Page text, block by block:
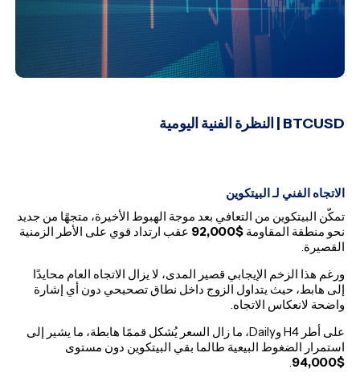
BTCUSD | النظرة الفنية اليومية
الاتجاه الفني لـ البيتكوين
تمكّن البيتكوين من التعافي بعد موجة الهبوط الأخيرة، متجهًا من جديد
نحو منطقة المقاومة$92,000
عقب ارتداد قوي على الأطر الزمنية
القصيرة.
ورغم هذا الزخم الإيجابي قصير المدى، لا يزال الاتجاه العام محايدًا
إلى هابط، حيث يتداول الزوج داخل نطاق تصحيحي دون أي إشارة
واضحة لانعكاس الاتجاه.
على أطر H4 وDaily، ما زال السعر يُشكل قممًا هابطة، ما يشير إلى
استمرار الضغوط البيعية طالما بقي البيتكوين دون مستوى
$94,000
.